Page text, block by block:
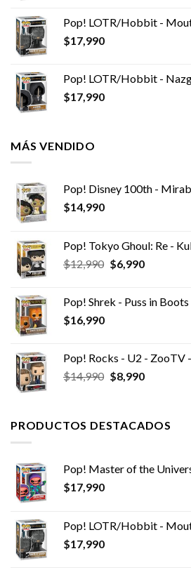
Pop! LOTR/Hobbit -
$17,990
Pop! LOTR/Hobbit -
$17,990
MÁS VENDIDO
Pop! Disney 100th -
$14,990
Pop! Tokyo Ghoul: Re -
$12,990 El
era:
$6,990El
es:
Pop! Shrek - Puss in Boots
$16,990
Pop! Rocks - U2 - ZooTV
$14,990 El
era:
$14,990.
$8,990El
es:
$8,990.
PRODUCTOS DESTACADOS
Pop! Master of the
$17,990
Pop! LOTR/Hobbit -
$17,990